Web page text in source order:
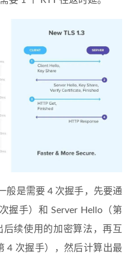
般是需要 4 次握手，先要通
握手）和 Server Hello（第
续使用的加密算法，再互
4 次握手），然后计算出最